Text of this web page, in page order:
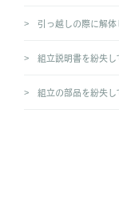
引っ越しの際に解
組立説明書を紛失し
組立の部品を紛失